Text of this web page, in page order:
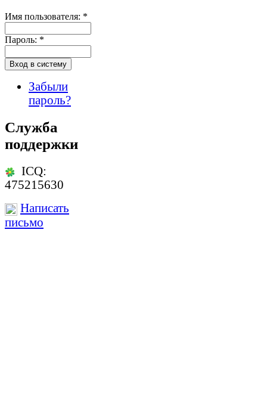
Имя пользователя: *
Пароль: *
Забыли
пароль?
Служба
поддержки
ICQ:
475215630
Написать
письмо